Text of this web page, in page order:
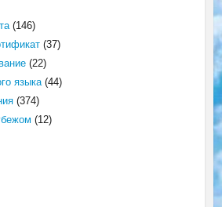
(146)
(37)
(22)
языка(44)
(374)
(12)